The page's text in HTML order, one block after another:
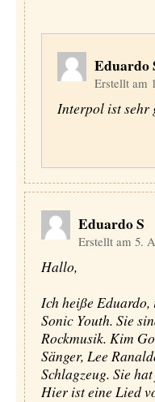
Eduardo
Erstellt am
Interpol ist sehr
Eduardo S
Erstellt am 5.
Hallo,
Ich heiße
Sonic Youth. Sie
Rockmusik. Kim
Sänger, Lee
Schlagzeug. Sie
Hier ist eine Lied